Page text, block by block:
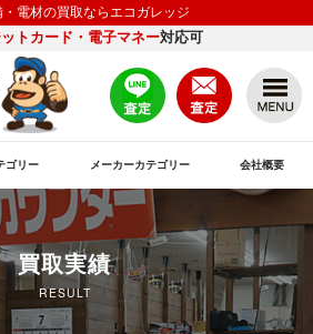
電材の買取ならエコガレッジ
トカード・電子マネー対応可
ゴリー メーカーカテゴリー 会社概要
買取実績
RESULT